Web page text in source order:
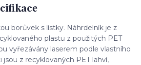
borůvek s lístky. Náhrdelník je z
plastu z použitých PET
vyřezávány laserem podle vlastního
jsou z recyklovaných PET lahví,